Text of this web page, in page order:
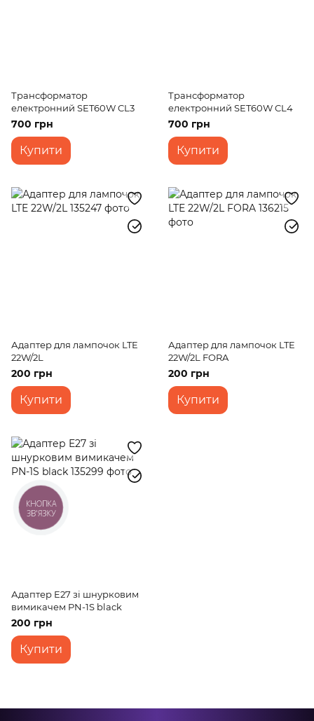
Трансформатор
електронний SET60W CL3
700 грн
Купити
Трансформатор
електронний SET60W CL4
700 грн
Купити
Адаптер для лампочок LTE
22W/2L
200 грн
Купити
Адаптер для лампочок LTE
22W/2L FORA
200 грн
Купити
Адаптер E27 зі шнурковим
вимикачем PN-1S black
200 грн
Купити
КНОПКА
ЗВ'ЯЗКУ